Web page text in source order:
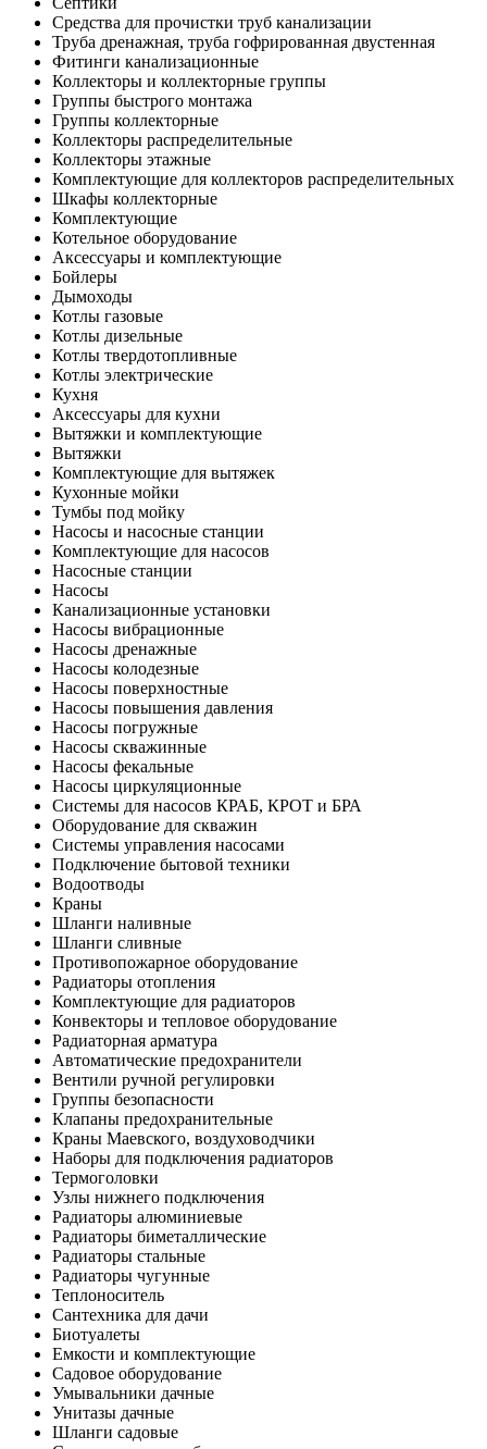
Средства для прочистки труб канализации
Труба дренажная, труба гофрированная двустенная
Фитинги канализационные
Коллекторы и коллекторные группы
Группы быстрого монтажа
Группы коллекторные
Коллекторы распределительные
Коллекторы этажные
Комплектующие для коллекторов распределительных
Шкафы коллекторные
Комплектующие
Котельное оборудование
Аксессуары и комплектующие
Бойлеры
Дымоходы
Котлы газовые
Котлы дизельные
Котлы твердотопливные
Котлы электрические
Кухня
Аксессуары для кухни
Вытяжки и комплектующие
Вытяжки
Комплектующие для вытяжек
Кухонные мойки
Тумбы под мойку
Насосы и насосные станции
Комплектующие для насосов
Насосные станции
Насосы
Канализационные установки
Насосы вибрационные
Насосы дренажные
Насосы колодезные
Насосы поверхностные
Насосы повышения давления
Насосы погружные
Насосы скважинные
Насосы фекальные
Насосы циркуляционные
Системы для насосов КРАБ, КРОТ и БРА
Оборудование для скважин
Системы управления насосами
Подключение бытовой техники
Водоотводы
Краны
Шланги наливные
Шланги сливные
Противопожарное оборудование
Радиаторы отопления
Комплектующие для радиаторов
Конвекторы и тепловое оборудование
Радиаторная арматура
Автоматические предохранители
Вентили ручной регулировки
Группы безопасности
Клапаны предохранительные
Краны Маевского, воздуховодчики
Наборы для подключения радиаторов
Термоголовки
Узлы нижнего подключения
Радиаторы алюминиевые
Радиаторы биметаллические
Радиаторы стальные
Радиаторы чугунные
Теплоноситель
Сантехника для дачи
Биотуалеты
Емкости и комплектующие
Садовое оборудование
Умывальники дачные
Унитазы дачные
Шланги садовые